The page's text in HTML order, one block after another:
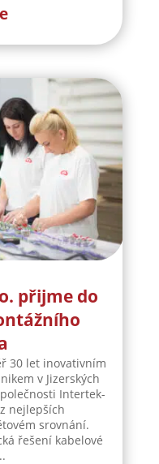
přijme do
30 let inovativním
v Jizerských
Intertek-
nejlepších
srovnání.
řešení kabelové